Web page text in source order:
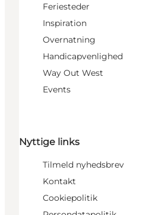
Feriesteder
Inspiration
Overnatning
Handicapvenlighed
Way Out West
Events
Nyttige links
Tilmeld nyhedsbrev
Kontakt
Cookiepolitik